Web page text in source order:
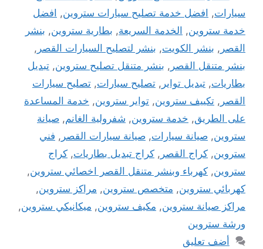
سيارات, افضل خدمة تصليح سيارات ستروين, افضل
خدمة ستروين, الخدمة السريعة, بطارية ستروين, بنشر
القصر , بنشر الكويت, بنشر لتصليح السيارات القصر ,
بنشر متنقل القصر , بنشر متنقل تصليح ستروين, تبديل
بطاريات, تبديل تواير , تصليح سيارات, تصليح سيارات
القصر , تكييف ستروين, تواير ستروين, خدمة المساعدة
على الطريق, خدمة ستروين, شفرولية الغانم, صيانة
ستروين, صيانة سيارات, صيانة سيارات القصر , فني
ستروين, كراج القصر , كراج تبديل بطاريات, كراج
ستروين, كهرباء وبنشر متنقل القصر اخصائي ستروين,
كهربائي ستروين, متخصص ستروين, مراكز ستروين,
مراكز صيانة ستروين, مكيف ستروين, ميكانيكي ستروين,
ورشة ستروين
أضف تعليق